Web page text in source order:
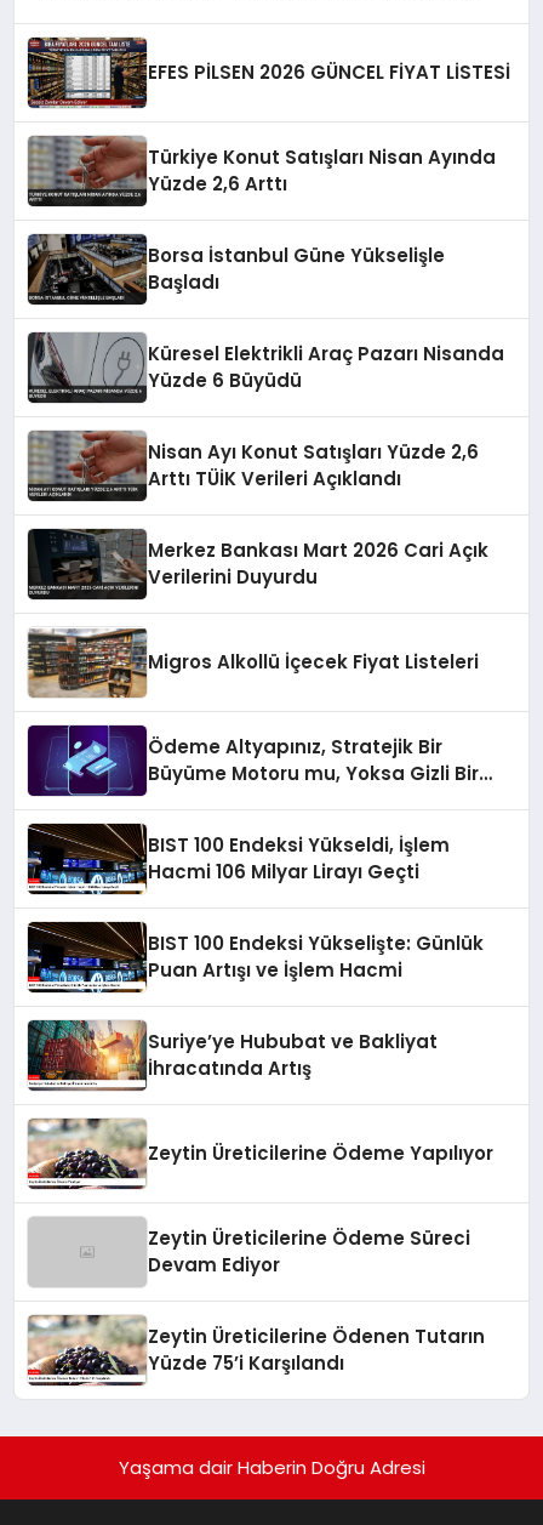
EFES PİLSEN 2026 GÜNCEL FİYAT LİSTESİ
Türkiye Konut Satışları Nisan Ayında
Yüzde 2,6 Arttı
Borsa İstanbul Güne Yükselişle
Başladı
Küresel Elektrikli Araç Pazarı Nisanda
Yüzde 6 Büyüdü
Nisan Ayı Konut Satışları Yüzde 2,6
Arttı TÜİK Verileri Açıklandı
Merkez Bankası Mart 2026 Cari Açık
Verilerini Duyurdu
Migros Alkollü İçecek Fiyat Listeleri
Ödeme Altyapınız, Stratejik Bir
Büyüme Motoru mu, Yoksa Gizli Bir
BIST 100 Endeksi Yükseldi, İşlem
Hacmi 106 Milyar Lirayı Geçti
BIST 100 Endeksi Yükselişte: Günlük
Puan Artışı ve İşlem Hacmi
Suriye’ye Hububat ve Bakliyat
İhracatında Artış
Zeytin Üreticilerine Ödeme Yapılıyor
Zeytin Üreticilerine Ödeme Süreci
Devam Ediyor
Zeytin Üreticilerine Ödenen Tutarın
Yüzde 75’i Karşılandı
Yaşama dair Haberin Doğru Adresi